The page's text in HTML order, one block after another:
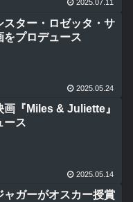
2025.07.11
スター・ロゼッタ・サ
をプロデュース
2025.05.24
画『Miles & Juliette』
ース
2025.05.14
ャガーがオスカー授賞